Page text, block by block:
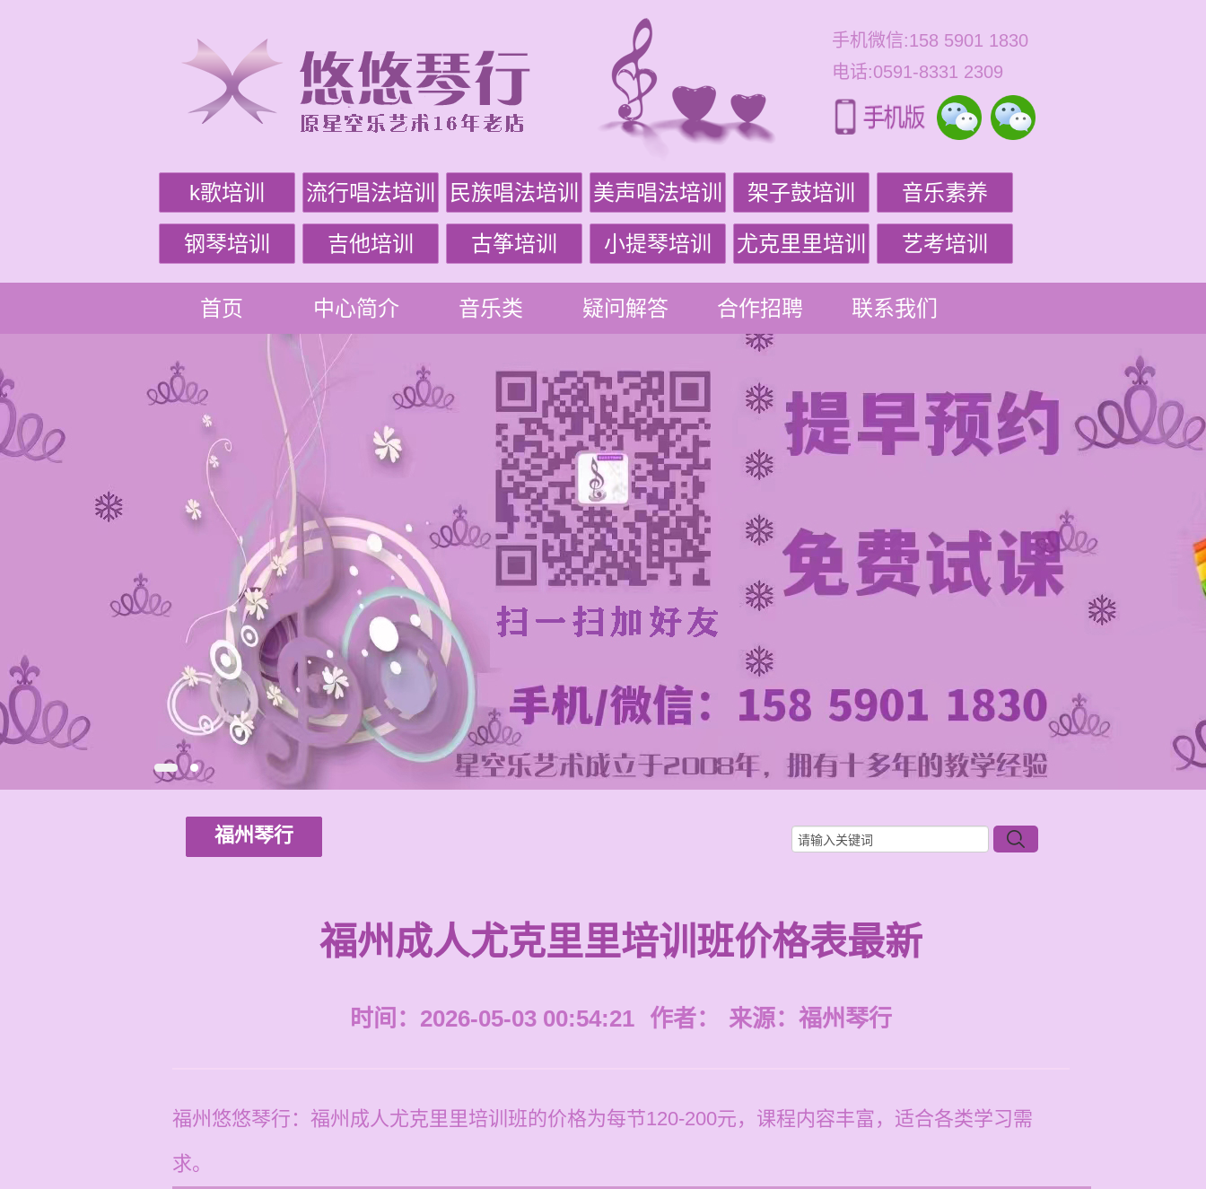
手机微信:158 5901 1830
电话:0591-8331 2309
k歌培训 流行唱法培训 民族唱法培训 美声唱法培训 架子鼓培训 音乐素养
钢琴培训 吉他培训 古筝培训 小提琴培训 尤克里里培训 艺考培训
首页 中心简介 音乐类 疑问解答 合作招聘 联系我们
福州琴行
福州成人尤克里里培训班价格表最新
时间：2026-05-03 00:54:21 作者： 来源： 福州琴行
福州悠悠琴行：福州成人尤克里里培训班的价格为每节120-200元，课程内容丰富，适合各类学习需
求。